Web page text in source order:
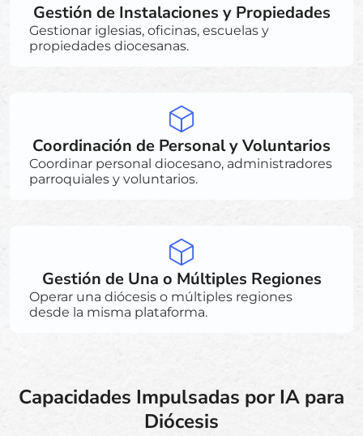
Gestión de Instalaciones y Propiedades
Gestionar iglesias, oficinas, escuelas y
propiedades diocesanas.
Coordinación de Personal y Voluntarios
Coordinar personal diocesano, administradores
parroquiales y voluntarios.
Gestión de Una o Múltiples Regiones
Operar una diócesis o múltiples regiones
desde la misma plataforma.
Capacidades Impulsadas por IA para
Diócesis